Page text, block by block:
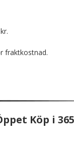
fraktkostnad.
Köp i